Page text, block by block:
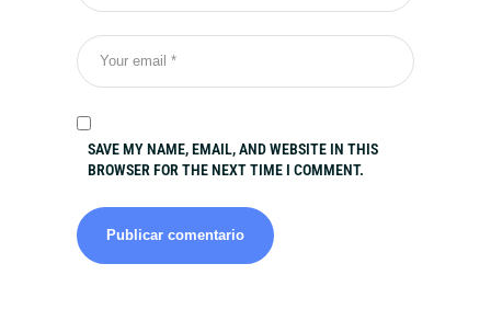
SAVE MY NAME, EMAIL, AND WEBSITE IN THIS
BROWSER FOR THE NEXT TIME I COMMENT.